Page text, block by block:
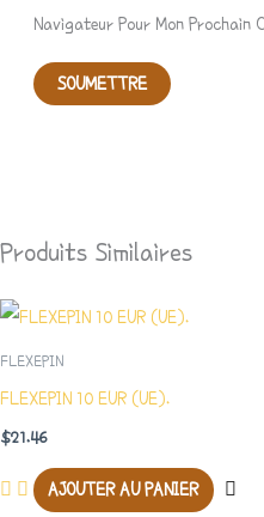
Navigateur Pour Mon Prochain
Produits Similaires
FLEXEPIN
FLEXEPIN 10 EUR (UE).
$21.46
AJOUTER AU PANIER